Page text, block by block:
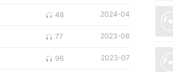
48 2024-04
77 2023-08
96 2023-07